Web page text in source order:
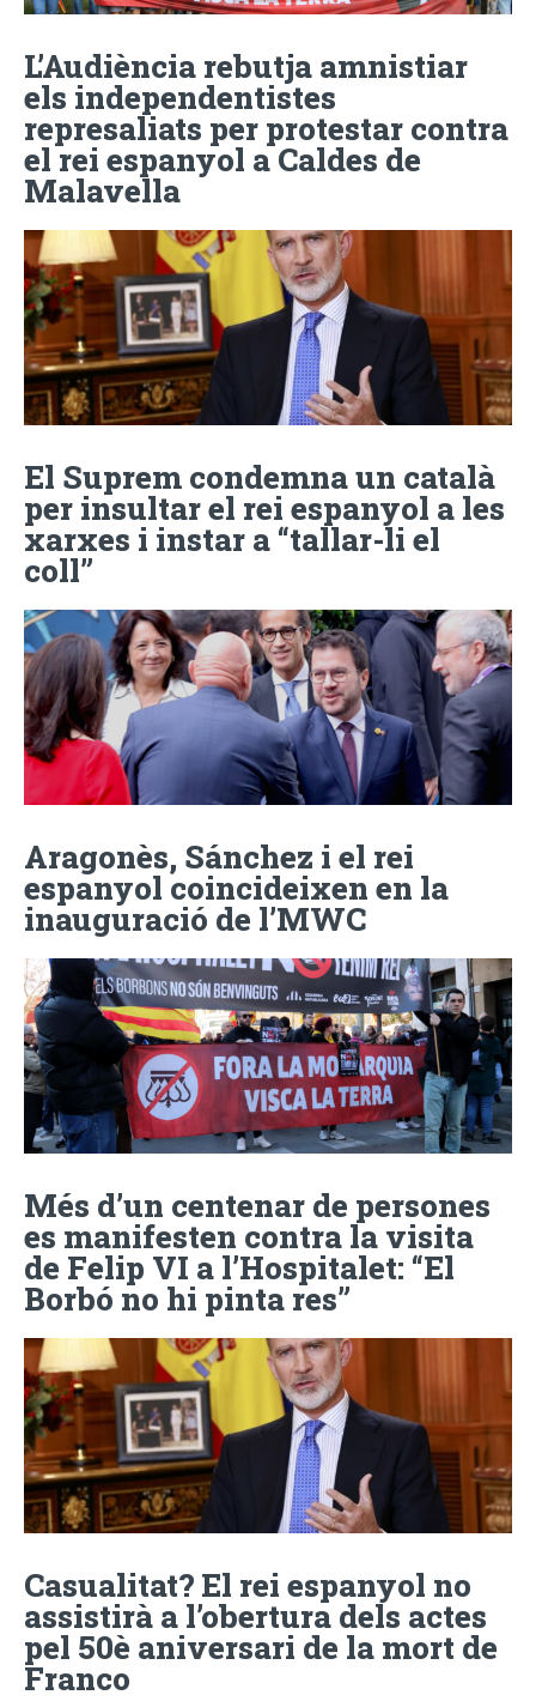
L’Audiència rebutja amnistiar
els independentistes
represaliats per protestar contra
el rei espanyol a Caldes de
Malavella
El Suprem condemna un català
per insultar el rei espanyol a les
xarxes i instar a “tallar-li el
coll”
Aragonès, Sánchez i el rei
espanyol coincideixen en la
inauguració de l’MWC
Més d’un centenar de persones
es manifesten contra la visita
de Felip VI a l’Hospitalet: “El
Borbó no hi pinta res”
Casualitat? El rei espanyol no
assistirà a l’obertura dels actes
pel 50è aniversari de la mort de
Franco